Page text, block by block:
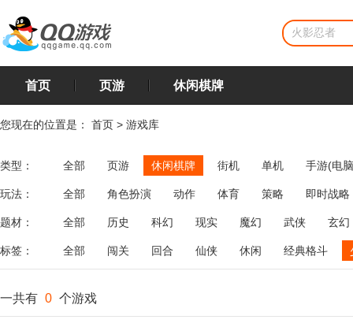
首页 页游 休闲棋牌
您现在的位置是： 首页 > 游戏库
类型： 全部 页游 休闲棋牌 街机 单机 手游(电
玩法： 全部 角色扮演 动作 体育 策略
即时战略
飞行
恋爱 第三人称射击 棋类 牌类 麻将
题材： 全部 历史 科幻 现实 魔幻 武侠 玄幻
标签： 全部 闯关 回合 仙侠 休闲 经典格斗
一共有 0 个游戏